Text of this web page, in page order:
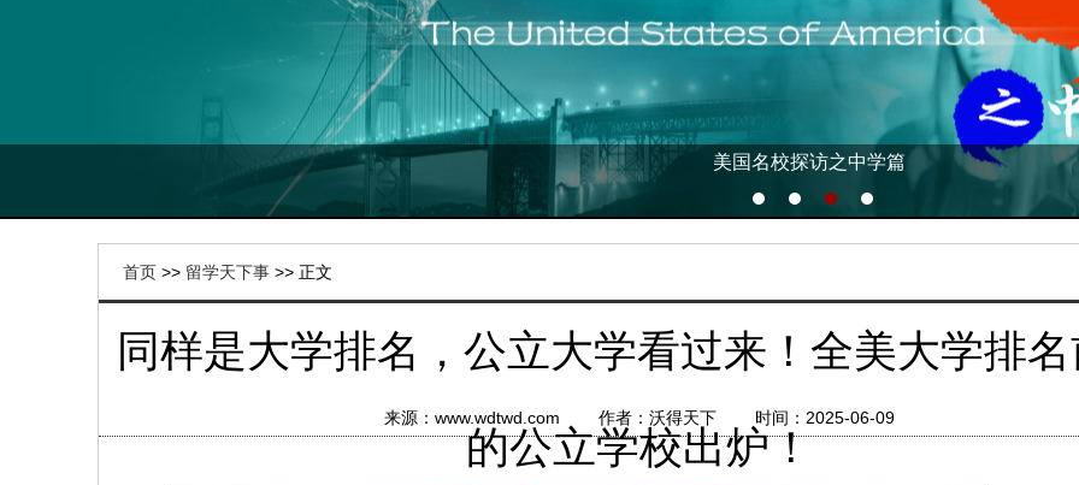
美国名校探访实录之大学篇
首页 >> 留学天下事 >> 正文
同样是大学排名，公立大学看过来！全美大学排
的公立学校出炉！
来源：www.wdtwd.com 作者：沃得天下 时间：2025-06-09